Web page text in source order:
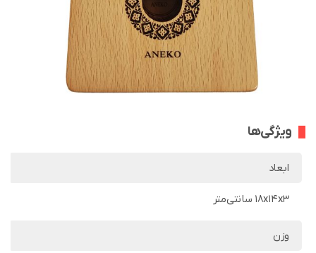
ویژگی‌ها
ابعاد
18x14x3 سانتی‌متر
وزن